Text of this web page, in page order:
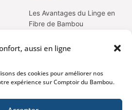
aussi en ligne
des cookies pour améliorer nos
expérience sur Comptoir du Bambou.
Les Avantages du Linge en
Fibre de Bambou
Bambou
Le Linge de Lit en Pulpe de
Bambou
Guide d’Entretien